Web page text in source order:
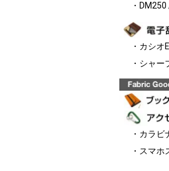
・
・カシオ
・シャー
・カラビ
・スマホ